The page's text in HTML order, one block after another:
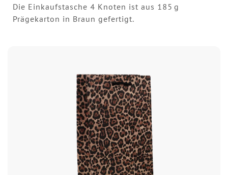
Die Einkaufstasche 4 Knoten ist aus 185 g
Prägekarton in Braun gefertigt.